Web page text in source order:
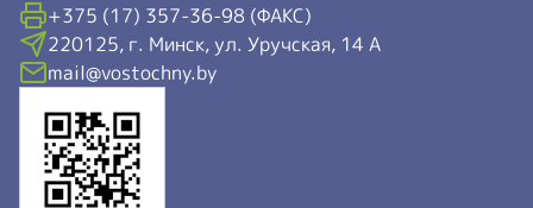
+375 (17) 357-36-98 (ФАКС)
220125, г. Минск, ул. Уручская, 14 А
mail@vostochny.by